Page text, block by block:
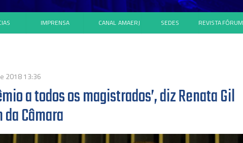
IMPRENSA CANAL AMAERJ SEDES REVISTAFÓRUM
2018 13:36
a todos os magistrados’, diz Renata Gil
Câmara